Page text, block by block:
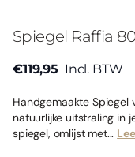
Spiegel Raffia
€119,95 Incl. BTW
Handgemaakte
natuurlijke uitstraling in
spiegel, omlijst met...